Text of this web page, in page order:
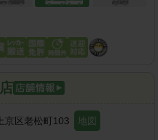
京区老松町103 地図